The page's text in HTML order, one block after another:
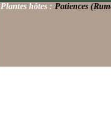
Plantes hôtes : Patiences